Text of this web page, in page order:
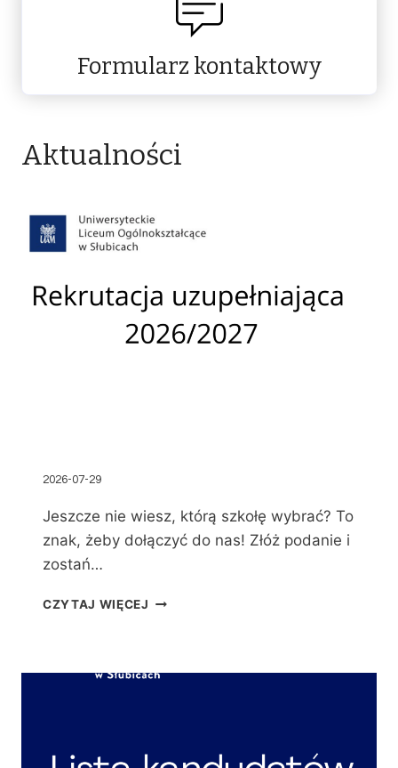
Formularz kontaktowy
Aktualności
2026-07-29
Jeszcze nie wiesz, którą szkołę wybrać? To
znak, żeby dołączyć do nas! Złóż podanie i
zostań…
CZYTAJ WIĘCEJ